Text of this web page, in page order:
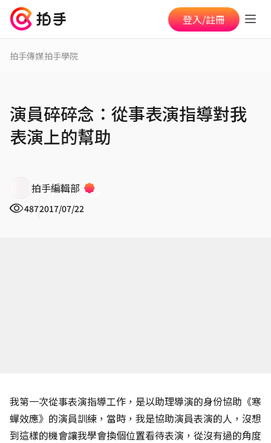
登入/註冊
拍手傳媒拍手學院
演員碎碎念：從事表演指導對我
表演上的幫助
拍手編輯部
4872017/07/22
我第一次從事表演指導工作，是以助理導演的身份協助《寒
蟬效應》的演員訓練，當時，我是協助演員表演的人，沒想
到這樣的機會讓我學會換個位置看待表演，從沒有過的角度